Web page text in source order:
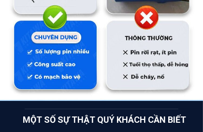
MỘT SỐ SỰ THẬT QUÝ KHÁCH CẦN BIẾT